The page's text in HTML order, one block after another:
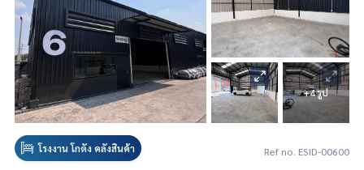
+4 รูป
โรงงาน โกดัง คลังสินค้า Ref no. ESID-00600